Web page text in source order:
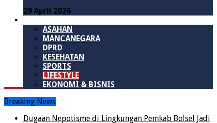
29 April 2026
ASAHAN
MANCANEGARA
DPRD
KESEHATAN
SPORTS
LIFESTYLE
EKONOMI & BISNIS
Breaking News
Dugaan Nepotisme di Lingkungan Pemkab Bolsel Jadi